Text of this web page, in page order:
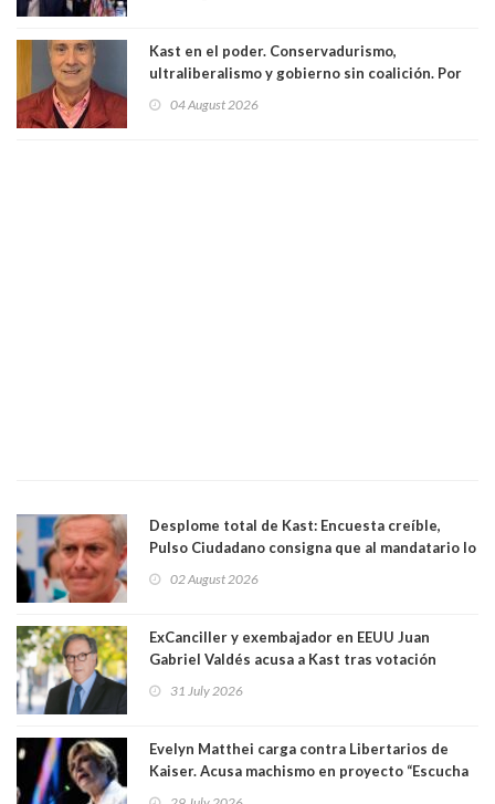
excarabinero que dejó ciego a Gustavo Gatica:
Kast en el poder. Conservadurismo,
ultraliberalismo y gobierno sin coalición. Por
04 August 2026
Desplome total de Kast: Encuesta creíble,
Pulso Ciudadano consigna que al mandatario lo
sacó en primera vuelta. Rechazo es de 58.9% y
64.8%
02 August 2026
ExCanciller y exembajador en EEUU Juan
Gabriel Valdés acusa a Kast tras votación
"Si hay una persona responsable es él"
31 July 2026
Evelyn Matthei carga contra Libertarios de
Kaiser. Acusa machismo en proyecto “Escucha